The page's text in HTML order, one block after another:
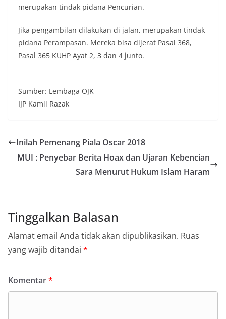
merupakan tindak pidana Pencurian.
‪Jika pengambilan dilakukan di jalan, merupakan tindak
pidana Perampasan. Mereka bisa dijerat Pasal 368,
Pasal 365 KUHP Ayat 2, 3 dan 4 junto.
‪Sumber: Lembaga OJK
IJP Kamil Razak‬
Inilah Pemenang Piala Oscar 2018
MUI : Penyebar Berita Hoax dan Ujaran Kebencian
Sara Menurut Hukum Islam Haram
Tinggalkan Balasan
Alamat email Anda tidak akan dipublikasikan. Ruas
yang wajib ditandai *
Komentar*